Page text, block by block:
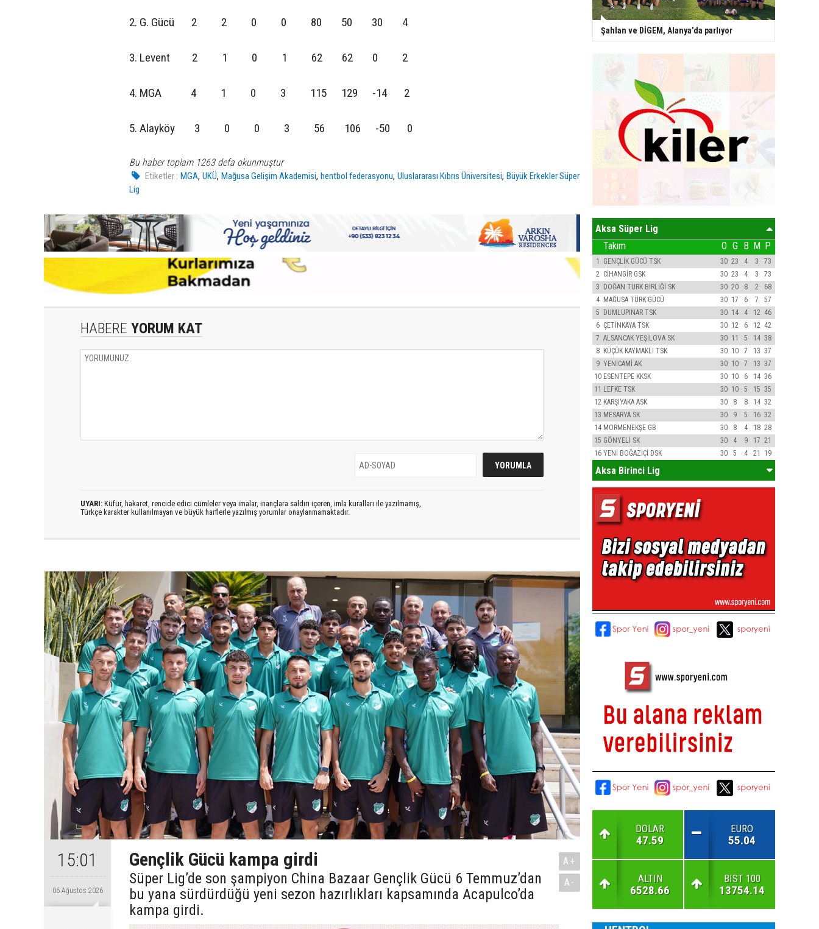
2. G. Gücü 2 2 0 0 80 50 30 4
3. Levent 2 1 0 1 62 62 0 2
4. MGA 4 1 0 3 115 129 -14 2
5. Alayköy 3 0 0 3 56 106 -50 0
Bu haber toplam 1263 defa okunmuştur
Etiketler : MGA,UKÜ,Mağusa Gelişim Akademisi,hentbol federasyonu,Uluslararası Kıbrıs Üniversitesi,Büyük Erkekler Süper
Lig
HABERE YORUM KAT
UYARI: Küfür, hakaret, rencide edici cümleler veya imalar, inançlara saldırı içeren, imla kuralları ile yazılmamış,
Türkçe karakter kullanılmayan ve büyük harflerle yazılmış yorumlar onaylanmamaktadır.
15:01
06 Ağustos 2026
Gençlik Gücü kampa girdi
Süper Lig’de son şampiyon China Bazaar Gençlik Gücü 6 Temmuz’dan
bu yana sürdürdüğü yeni sezon hazırlıkları kapsamında Acapulco’da
kampa girdi.
A+
A-
Şahlan ve DİGEM, Alanya’da parlıyor
Aksa Süper Lig
S
Takım O G B M P
1 GENÇLİK GÜCÜ TSK 30 23 4 3
73
2 CİHANGİR GSK 30 23 4 3
73
3 DOĞAN TÜRK BİRLİĞİ SK 30 20 8 2
68
4 MAĞUSA TÜRK GÜCÜ 30 17 6 7
57
5 DUMLUPINAR TSK 30 14 4 12 46
6 ÇETİNKAYA TSK 30 12 6 12 42
7 ALSANCAK YEŞİLOVA SK 30 11 5 14 38
8 KÜÇÜK KAYMAKLI TSK 30 10 7 13 37
9 YENİCAMİ AK 30 10 7 13 37
10 ESENTEPE KKSK 30 10 6 14 36
11 LEFKE TSK 30 10 5 15 35
12 KARŞIYAKA ASK 30 8 8 14 32
13 MESARYA SK 30 9 5 16 32
14 MORMENEKŞE GB 30 8 4 18 28
15 GÖNYELİ SK 30 4 9 17 21
16 YENİ BOĞAZİÇİ DSK 30 5 4 21 19
Aksa Birinci Lig
DOLAR
47.59
EURO
55.04
ALTIN
6528.66
BIST 100
13754.14